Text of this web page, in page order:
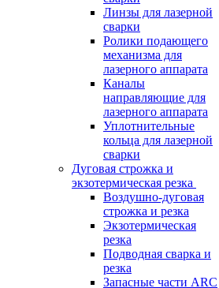
Линзы для лазерной
сварки
Ролики подающего
механизма для
лазерного аппарата
Каналы
направляющие для
лазерного аппарата
Уплотнительные
кольца для лазерной
сварки
Дуговая строжка и
экзотермическая резка
Воздушно-дуговая
строжка и резка
Экзотермическая
резка
Подводная сварка и
резка
Запасные части ARC